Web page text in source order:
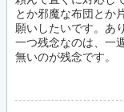
とか邪魔な布団とか
願いしたいです。あ
一つ残念なのは、一
無いのが残念です。